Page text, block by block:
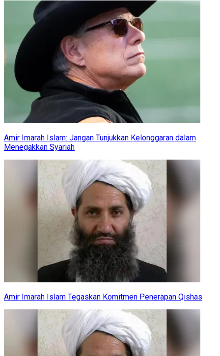
Amir Imarah Islam: Jangan Tunjukkan Kelonggaran dalam
Menegakkan Syariah
Amir Imarah Islam Tegaskan Komitmen Penerapan Qishas